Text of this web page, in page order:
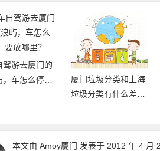
驾游去厦门的
车怎么停，
厦门垃圾分类和上海
垃圾分类有什么差异
本文由 Amoy厦门 发表于 2012 年 4 月